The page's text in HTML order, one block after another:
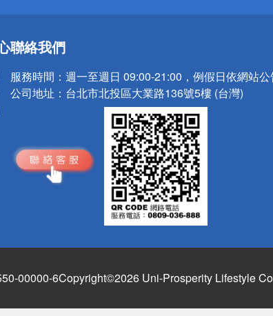
聯絡我們
服務時間： 週一至週日 09:00-21:00，例假日依網站
公司地址： 台北市北投區大業路136號5樓 (台灣)
00000-6Copyright©2026 Uni-Prosperity Lifestyle